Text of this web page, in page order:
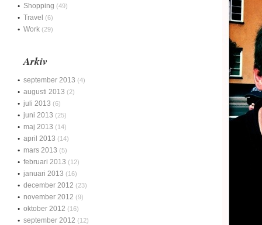
Shopping (49)
Travel (6)
Work (29)
Arkiv
september 2013 (4)
augusti 2013 (2)
juli 2013 (6)
juni 2013 (25)
maj 2013 (14)
april 2013 (14)
mars 2013 (5)
februari 2013 (12)
januari 2013 (16)
december 2012 (23)
november 2012 (9)
oktober 2012 (16)
september 2012 (12)